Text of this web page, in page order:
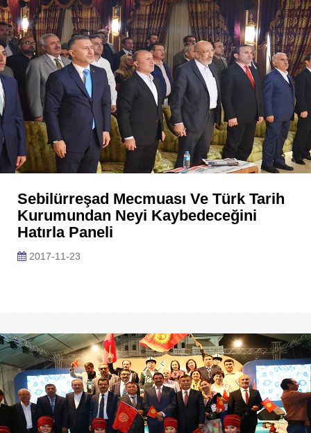
Sebilürreşad Mecmuası Ve Türk Tarih
Kurumundan Neyi Kaybedeceğini
Hatırla Paneli
2017-11-23